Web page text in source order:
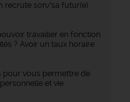
recrute son/sa futur(e)
travailler en fonction
? Avoir un taux horaire
pour vous permettre de
et vie